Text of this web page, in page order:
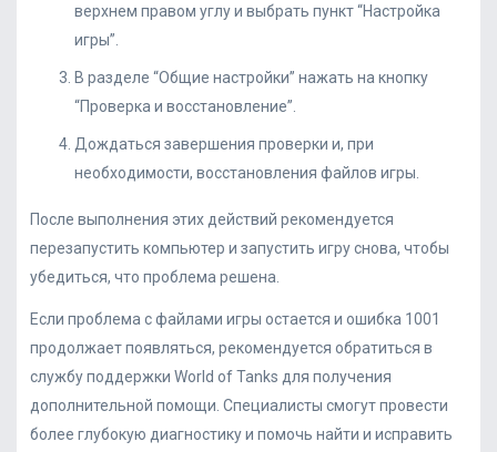
верхнем правом углу и выбрать пункт “Настройка
игры”.
В разделе “Общие настройки” нажать на кнопку
“Проверка и восстановление”.
Дождаться завершения проверки и, при
необходимости, восстановления файлов игры.
После выполнения этих действий рекомендуется
перезапустить компьютер и запустить игру снова, чтобы
убедиться, что проблема решена.
Если проблема с файлами игры остается и ошибка 1001
продолжает появляться, рекомендуется обратиться в
службу поддержки World of Tanks для получения
дополнительной помощи. Специалисты смогут провести
более глубокую диагностику и помочь найти и исправить